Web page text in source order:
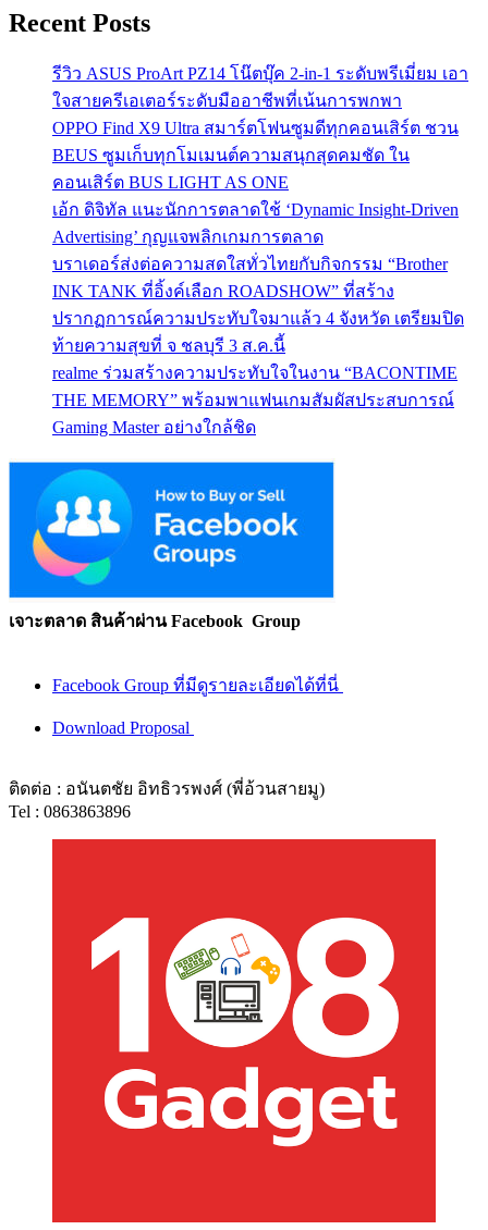
Recent Posts
รีวิว ASUS ProArt PZ14 โน๊ตบุ๊ค 2-in-1 ระดับพรีเมี่ยม เอา
ใจสายครีเอเตอร์ระดับมืออาชีพที่เน้นการพกพา
OPPO Find X9 Ultra สมาร์ตโฟนซูมดีทุกคอนเสิร์ต ชวน
BEUS ซูมเก็บทุกโมเมนต์ความสนุกสุดคมชัด ใน
คอนเสิร์ต BUS LIGHT AS ONE
เอ้ก ดิจิทัล แนะนักการตลาดใช้ ‘Dynamic Insight-Driven
Advertising’ กุญแจพลิกเกมการตลาด
บราเดอร์ส่งต่อความสดใสทั่วไทยกับกิจกรรม “Brother
INK TANK ที่อิ้งค์เลือก ROADSHOW” ที่สร้าง
ปรากฏการณ์ความประทับใจมาแล้ว 4 จังหวัด เตรียมปิด
ท้ายความสุขที่ จ ชลบุรี 3 ส.ค.นี้
realme ร่วมสร้างความประทับใจในงาน “BACONTIME
THE MEMORY” พร้อมพาแฟนเกมสัมผัสประสบการณ์
Gaming Master อย่างใกล้ชิด
เจาะตลาด สินค้าผ่าน Facebook Group
Facebook Group ที่มีดูรายละเอียดได้ที่นี่
Download Proposal
ติดต่อ : อนันตชัย อิทธิวรพงศ์ (พี่อ้วนสายมู)
Tel : 0863863896